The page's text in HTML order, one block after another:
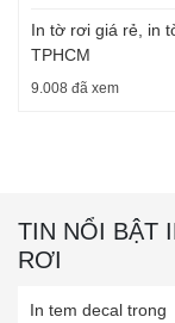
In tờ rơi giá rẻ, in
TPHCM
9.008 đã xem
TIN NỔI BẬT
RƠI
In tem decal trong